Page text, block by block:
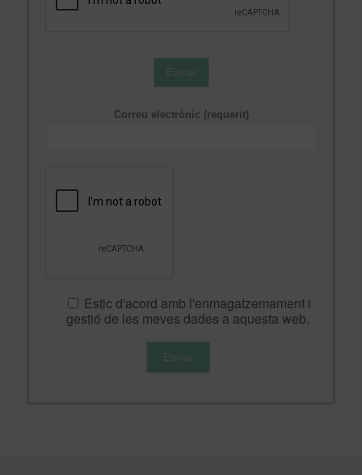
Enviar
Correu electrònic (requerit)
Estic d'acord amb l'enmagatzemament i
gestió de les meves dades a aquesta web.